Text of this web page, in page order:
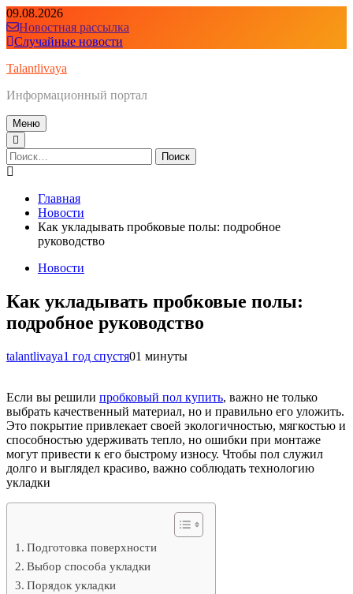
Перейти
к
содержимому
09.08.2026
Новостная рассылка
Случайные новости
Talantlivaya
Информационный портал
Меню
Найти:
Главная
Новости
Как укладывать пробковые полы: подробное
руководство
Новости
Как укладывать пробковые полы:
подробное руководство
talantlivaya1 год спустя01 минуты
Если вы решили пробковый пол купить, важно не только
выбрать качественный материал, но и правильно его уложить.
Это покрытие привлекает своей экологичностью, мягкостью и
способностью удерживать тепло, но ошибки при монтаже
могут привести к его быстрому износу. Чтобы пол служил
долго и выглядел красиво, важно соблюдать технологию
укладки
Подготовка поверхности
Выбор способа укладки
Порядок укладки